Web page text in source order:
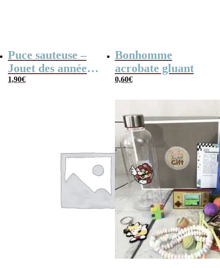
Puce sauteuse –
Jouet des années
80
1,90€
Bonhomme
acrobate gluant
0,60€